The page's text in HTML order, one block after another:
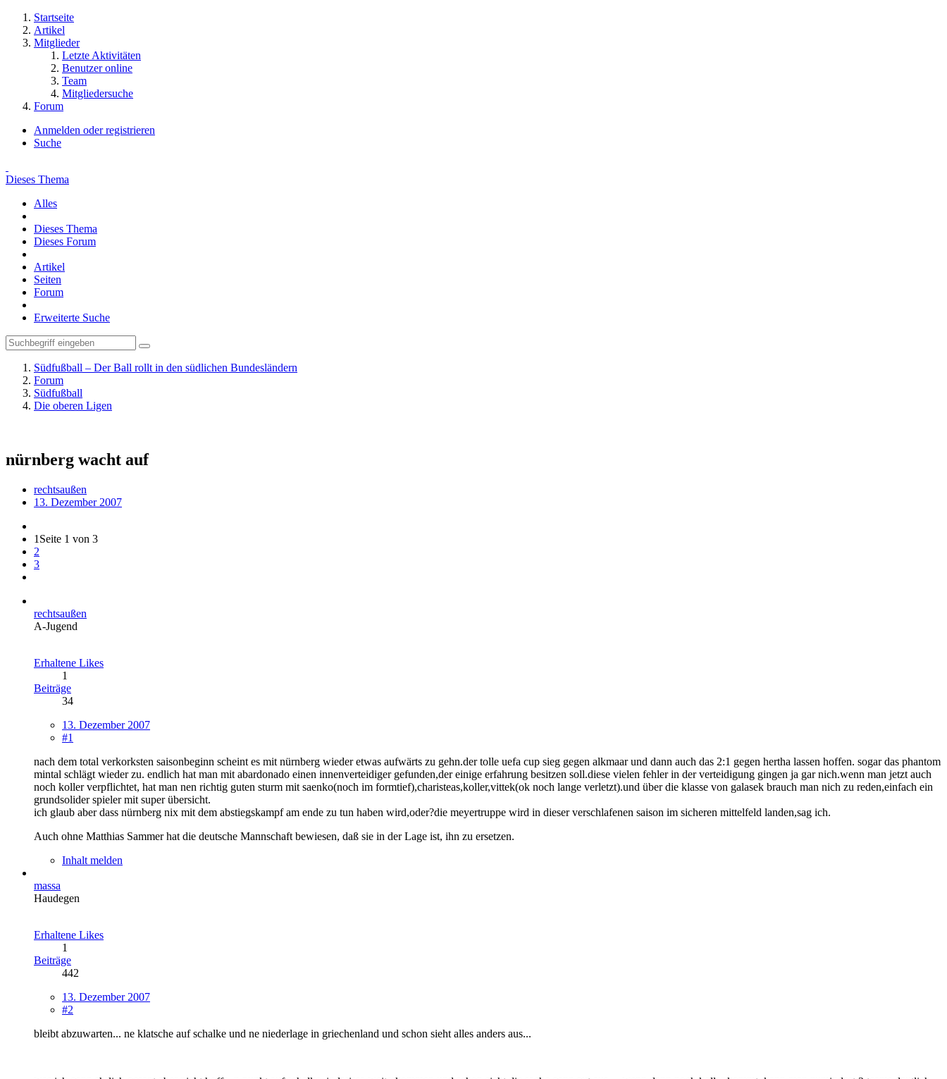
Startseite
Artikel
Mitglieder
Letzte Aktivitäten
Benutzer online
Team
Mitgliedersuche
Forum
Anmelden oder registrieren
Suche
Dieses Thema
Alles
Dieses Thema
Dieses Forum
Artikel
Seiten
Forum
Erweiterte Suche
Südfußball – Der Ball rollt in den südlichen Bundesländern
Forum
Südfußball
Die oberen Ligen
nürnberg wacht auf
rechtsaußen
13. Dezember 2007
1 Seite 1 von 3
2
3
rechtsaußen
A-Jugend
Erhaltene Likes
1
Beiträge
34
13. Dezember 2007
#1
nach dem total verkorksten saisonbeginn scheint es mit nürnberg wieder etwas aufwärts zu gehn.der tolle uefa cup sieg gegen alkmaar und dann auch das 2:1 gegen hertha lassen hoffen. sogar das phantom
mintal schlägt wieder zu. endlich hat man mit abardonado einen innenverteidiger gefunden,der einige erfahrung besitzen soll.diese vielen fehler in der verteidigung gingen ja gar nich.wenn man jetzt auch
noch koller verpflichtet, hat man nen richtig guten sturm mit saenko(noch im formtief),charisteas,koller,vittek(ok noch lange verletzt).und über die klasse von galasek brauch man nich zu reden,einfach ein
grundsolider spieler mit super übersicht.
ich glaub aber dass nürnberg nix mit dem abstiegskampf am ende zu tun haben wird,oder?die meyertruppe wird in dieser verschlafenen saison im sicheren mittelfeld landen,sag ich.
Auch ohne Matthias Sammer hat die deutsche Mannschaft bewiesen, daß sie in der Lage ist, ihn zu ersetzen.
Inhalt melden
massa
Haudegen
Erhaltene Likes
1
Beiträge
442
13. Dezember 2007
#2
bleibt abzuwarten... ne klatsche auf schalke und ne niederlage in griechenland und schon sieht alles anders aus...